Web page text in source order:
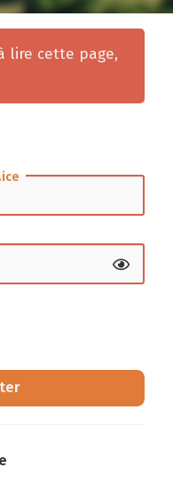
lire cette page,